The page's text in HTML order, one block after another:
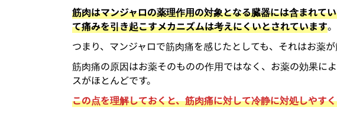
筋肉はマンジャロの薬理作用の対象となる臓器には含まれて
て痛みを引き起こすメカニズムは考えにくいとされています。
つまり、マンジャロで筋肉痛を感じたとしても、それはお薬
筋肉痛の原因はお薬そのものの作用ではなく、お薬の効果に
スがほとんどです。
この点を理解しておくと、筋肉痛に対して冷静に対処しやす